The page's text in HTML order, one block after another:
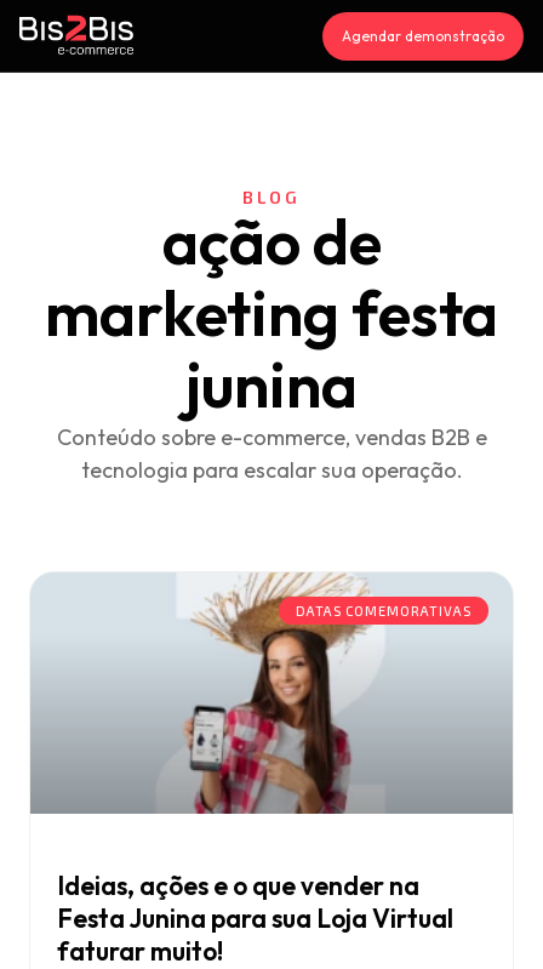
Agendar demonstração
BLOG
ação de
marketing festa
junina
Conteúdo sobre e-commerce, vendas B2B e
tecnologia para escalar sua operação.
DATAS COMEMORATIVAS
Ideias, ações e o que vender na
Festa Junina para sua Loja Virtual
faturar muito!